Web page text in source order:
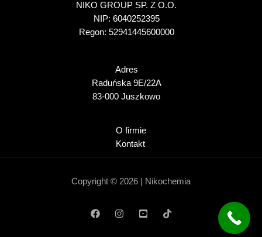
NIKO GROUP SP. Z O.O.
NIP: 6040252395
Regon: 52941445600000
Adres
Raduńska 9E/22A
83-000 Juszkowo
O firmie
Kontakt
Copyright © 2026 | Nikochemia